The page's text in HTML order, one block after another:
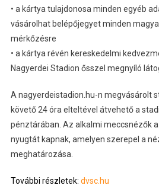
• a kártya tulajdonosa minden egyéb
vásárolhat belépőjegyet minden
mérkőzésre
• a kártya révén kereskedelmi
Nagyerdei Stadion ősszel megnyíló
A nagyerdeistadion.hu-n megvásárolt
követő 24 óra elteltével átvehető a
pénztárában. Az alkalmi meccsnézők
nyugtát kapnak, amelyen szerepel a
meghatározása.
További részletek: dvsc.hu